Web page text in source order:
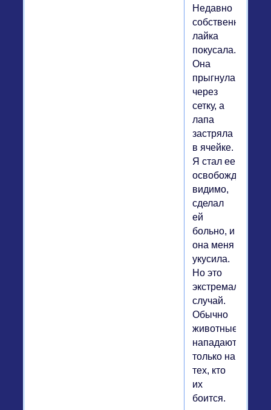
Недавно
собственная
лайка
покусала.
Она
прыгнула
через
сетку, а
лапа
застряла
в ячейке.
Я стал ее
освобождать,
видимо,
сделал
ей
больно, и
она меня
укусила.
Но это
экстремальный
случай.
Обычно
животные
нападают
только на
тех, кто
их
боится.